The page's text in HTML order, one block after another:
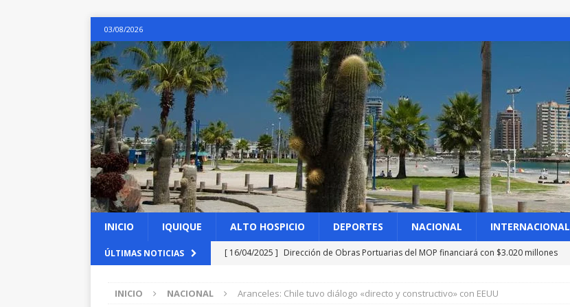
03/08/2026
INICIO IQUIQUE ALTO HOSPICIO DEPORTES NACIONAL INTERNACIONAL
ÚLTIMAS NOTICIAS [ 16/04/2025 ] Dirección de Obras Portuarias del MOP financiará con $3.020 millones
[ 16/04/2025 ] Aranceles: Chile tuvo diálogo «directo y constructivo» con EEUU
INICIO NACIONAL Aranceles: Chile tuvo diálogo «directo y constructivo» con EEUU